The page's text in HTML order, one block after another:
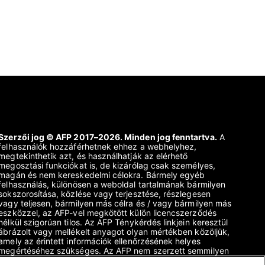
jog © AFP 2017–2026. Minden jog fenntartva.A
hozzáférhetnek ehhez a webhelyhez,
azt, és használhatják az elérhető
funkciókat is, de kizárólag csak személyes,
és nem kereskedelmi célokra. Bármely egyéb
különösen a weboldal tartalmának bármilyen
közlése vagy terjesztése, részlegesen
teljesen, bármilyen más célra és / vagy bármilyen más
az AFP-vel megkötött külön licencszerződés
szigorúan tilos. Az AFP Ténykérdés linkjein keresztül
vagy mellékelt anyagot olyan mértékben közöljük,
az érintett információk ellenőrzésének helyes
szükséges. Az AFP nem szerzett semmilyen
a harmadik fél tartalmának szerzőitől vagy szerzői